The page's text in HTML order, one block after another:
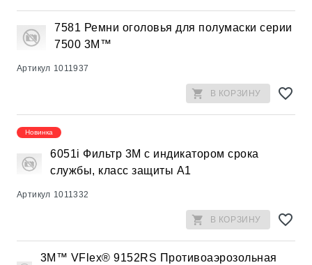
7581 Ремни оголовья для полумаски серии
7500 3M™
Артикул 1011937
В КОРЗИНУ
Новинка
6051i Фильтр 3М с индикатором срока
службы, класс защиты A1
Артикул 1011332
В КОРЗИНУ
3M™ VFlex® 9152RS Противоаэрозольная